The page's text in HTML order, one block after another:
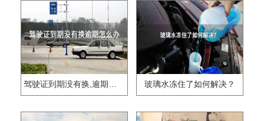
驾驶证到期没有换,逾期怎么办?? 玻璃水冻住了如何解决？